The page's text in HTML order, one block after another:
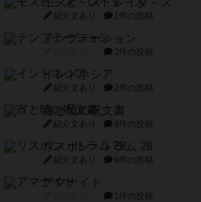
モズビ－ズ・レイダ－ズ
紹介文あり 1件の投稿
テンプテーション
2件の投稿
インドネシア
紹介文あり 2件の投稿
宵と暁の呪文書
紹介文あり 8件の投稿
リスボン・トラム 28
紹介文あり 9件の投稿
アマナイト
1件の投稿